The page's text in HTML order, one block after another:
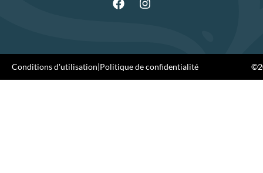
Conditions d'utilisation|Politique de confidentialité